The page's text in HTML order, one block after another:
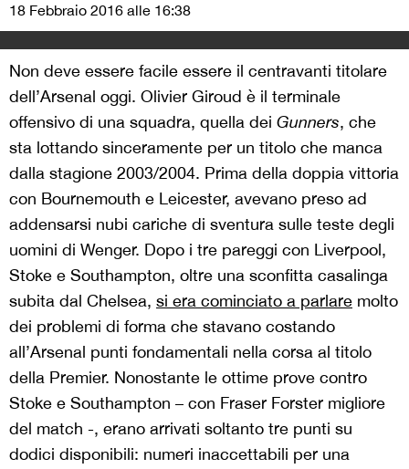
18 Febbraio 2016 alle 16:38
Non deve essere facile essere il centravanti titolare
dell’Arsenal oggi. Olivier Giroud è il terminale
offensivo di una squadra, quella dei Gunners, che
sta lottando sinceramente per un titolo che manca
dalla stagione 2003/2004. Prima della doppia vittoria
con Bournemouth e Leicester, avevano preso ad
addensarsi nubi cariche di sventura sulle teste degli
uomini di Wenger. Dopo i tre pareggi con Liverpool,
Stoke e Southampton, oltre una sconfitta casalinga
subita dal Chelsea, si era cominciato a parlare molto
dei problemi di forma che stavano costando
all’Arsenal punti fondamentali nella corsa al titolo
della Premier. Nonostante le ottime prove contro
Stoke e Southampton – con Fraser Forster migliore
del match -, erano arrivati soltanto tre punti su
dodici disponibili: numeri inaccettabili per una